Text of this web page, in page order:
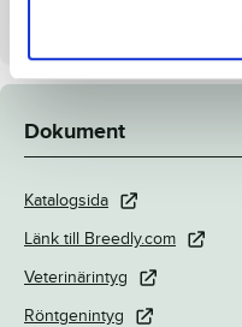
Dokument
Katalogsida
Länk till Breedly.com
Veterinärintyg
Röntgenintyg